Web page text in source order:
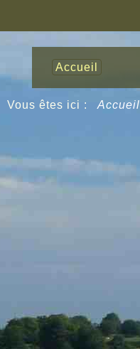
Accueil
Vous êtes ici : Accueil